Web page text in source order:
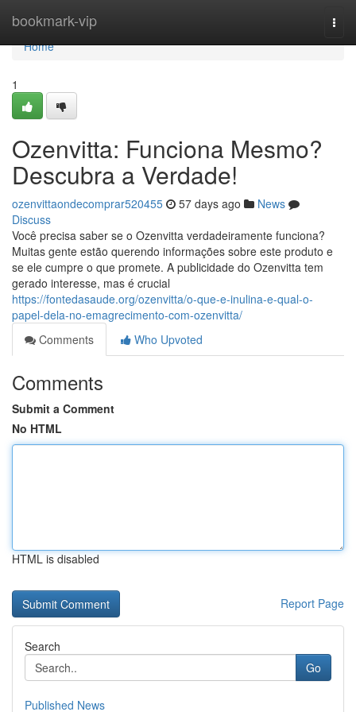
bookmark-vip
Home
Home
1
Ozenvitta: Funciona Mesmo?
Descubra a Verdade!
ozenvittaondecomprar520455 57 days ago
News
Discuss
Você precisa saber se o Ozenvitta verdadeiramente funciona?
Muitas gente estão querendo informações sobre este produto e
se ele cumpre o que promete. A publicidade do Ozenvitta tem
gerado interesse, mas é crucial
https://fontedasaude.org/ozenvitta/o-que-e-inulina-e-qual-o-
papel-dela-no-emagrecimento-com-ozenvitta/
Comments
Who Upvoted
Comments
Submit a Comment
No HTML
HTML is disabled
Report Page
Search
Go
Published News